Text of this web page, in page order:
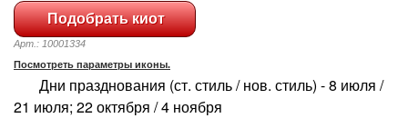
Арт.: 10001334
Посмотреть параметры иконы.
Дни празднования (ст. стиль / нов. стиль) - 8 июля /
21 июля; 22 октября / 4 ноября